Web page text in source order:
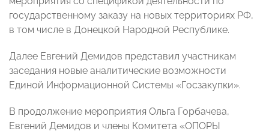
государственному заказу на новых территориях РФ,
в том числе в Донецкой Народной Республике.
Далее Евгений Демидов представил участникам
заседания новые аналитические возможности
Единой Информационной Системы «Госзакупки».
В продолжение мероприятия Ольга Горбачева,
Евгений Демидов и члены Комитета «ОПОРЫ